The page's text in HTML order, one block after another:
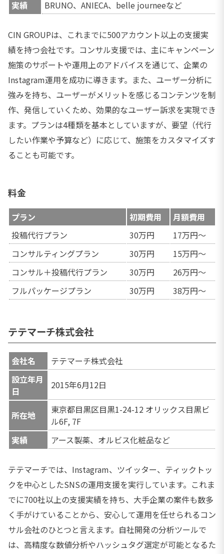
実績
BRUNO、ANIECA、belle journeeなど
CIN GROUPは、これまでに500アカウント以上の支援実
績を持つ会社です。コンサル支援では、主にキャンペーン
施策のサポートや運用上のアドバイスを通じて、企業の
Instagram運用を成功に導きます。また、ユーザー分析に
強みを持ち、ユーザーがメリットを感じるコンテンツを制
作、発信していくため、効果的なユーザー訴求を実現でき
ます。プランは4種類を基本としていますが、要望（代行
したい作業や予算など）に応じて、施策をカスタマイズす
ることも可能です。
料金
プラン 初期費用
月額費用
投稿代行プラン
30万円
17万円～
コンサルティングプラン
30万円
15万円～
コンサル＋投稿代行プラン
30万円
26万円～
フルパッケージプラン
30万円 38万円～
テテマーチ株式会社
会社名
テテマーチ株式会社
設立年月
日
2015年6月12日
所在地
東京都目黒区目黒1-24-12 オリックス目黒ビ
ル6F, 7F
実績
アース製薬、オルビス化粧品など
テテマーチでは、Instagram、ツイッター、ティックトッ
クを中心としたSNSの運用支援を実行しています。これま
でに700社以上の支援実績を持ち、大手企業の案件も数多
く手がけていることから、安心して運用を任せられるコン
サル会社のひとつと言えます。自社開発の分析ツールで
は、高精度な数値分析やハッシュタグ選定が可能となるた